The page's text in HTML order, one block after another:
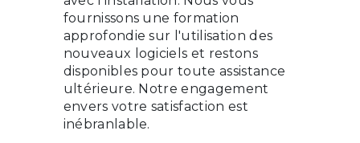
fournissons une formation
approfondie sur l'utilisation des
nouveaux logiciels et restons
disponibles pour toute assistance
ultérieure. Notre engagement
envers votre satisfaction est
inébranlable.